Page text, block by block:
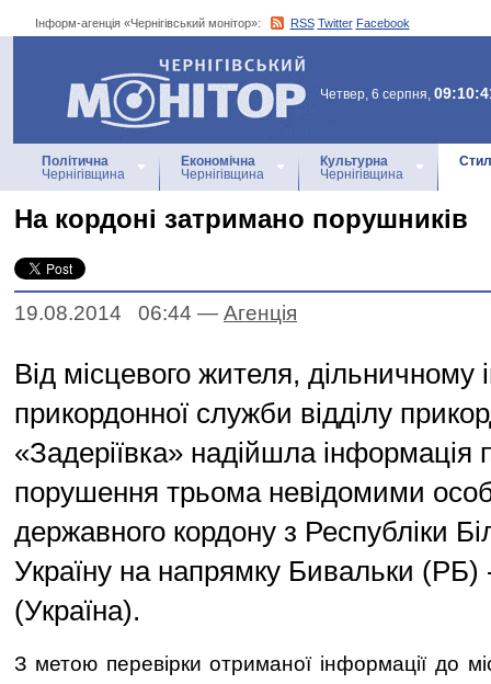
Інформ-агенція «Чернігівський монітор»: RSS Twitter Facebook
Інформ-агенція
«Чернігівський монітор»
Четвер, 6 серпня,
Політична
Чернігівщина
Економічна
Чернігівщина
Культурна
Чернігівщина
На кордоні затримано порушників
19.08.2014 06:44 — Агенцiя
Від місцевого жителя, дільничному
прикордонної служби відділу
«Задеріївка» надійшла
порушення трьома невідомими
державного кордону з Республіки
Україну на напрямку Бивальки (РБ)
(Україна).
З метою перевірки отриманої інформації до